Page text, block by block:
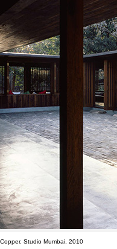
. Studio Mumbai, 2010